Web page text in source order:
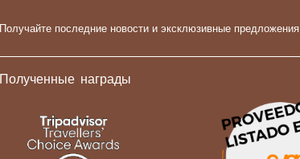
Получайте последние новости и эксклюзивные предложения
Полученные награды